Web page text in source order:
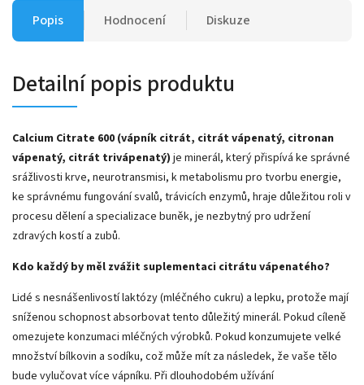
Popis Hodnocení Diskuze
Detailní popis produktu
Calcium Citrate 600 (vápník citrát, citrát vápenatý, citronan
vápenatý, citrát trivápenatý) je minerál, který přispívá ke správné
srážlivosti krve, neurotransmisi, k metabolismu pro tvorbu energie,
ke správnému fungování svalů, trávicích enzymů, hraje důležitou roli v
procesu dělení a specializace buněk, je nezbytný pro udržení
zdravých kostí a zubů.
Kdo každý by měl zvážit suplementaci citrátu vápenatého?
Lidé s nesnášenlivostí laktózy (mléčného cukru) a lepku, protože mají
sníženou schopnost absorbovat tento důležitý minerál. Pokud cíleně
omezujete konzumaci mléčných výrobků. Pokud konzumujete velké
množství bílkovin a sodíku, což může mít za následek, že vaše tělo
bude vylučovat více vápníku. Při dlouhodobém užívání